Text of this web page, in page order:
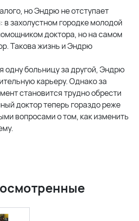
но Эндрю не отступает
в захолустном городке молодой
доктора, но на самом
Такова жизнь и Эндрю
одну больницу за другой, Эндрю
карьеру. Однако за
становится трудно обрести
доктор теперь гораздо реже
вопросами о том, как изменить